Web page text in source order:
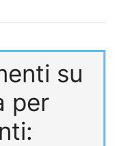
su
per